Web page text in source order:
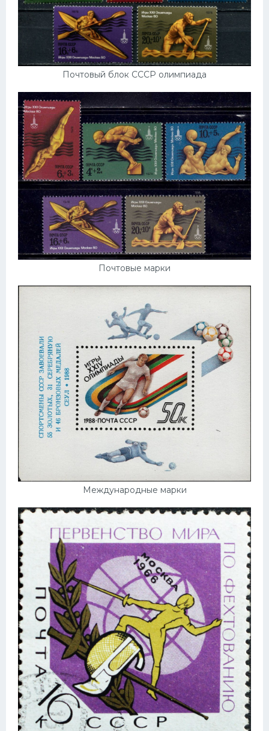
Почтовый блок СССР олимпиада
Почтовые марки
Международные марки